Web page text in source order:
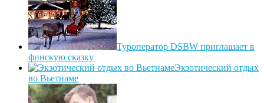
Туроператор DSBW приглашает в
финскую сказку
Экзотический отдых
во Вьетнаме